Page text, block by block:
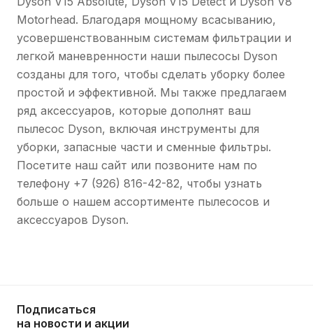
Уточнение цены
+7 (499) 388-95-23
В TG-канале
Motorhead. Благодаря мощному всасыванию,
усовершенствованным системам фильтрации и
легкой маневренности наши пылесосы Dyson
созданы для того, чтобы сделать уборку более
простой и эффективной. Мы также предлагаем
ряд аксессуаров, которые дополнят ваш
пылесос Dyson, включая инструменты для
уборки, запасные части и сменные фильтры.
Посетите наш сайт или позвоните нам по
телефону +7 (926) 816-42-82, чтобы узнать
больше о нашем ассортименте пылесосов и
аксессуаров Dyson.
Подписаться
на новости и акции